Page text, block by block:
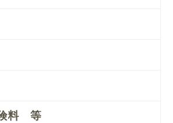
料 等